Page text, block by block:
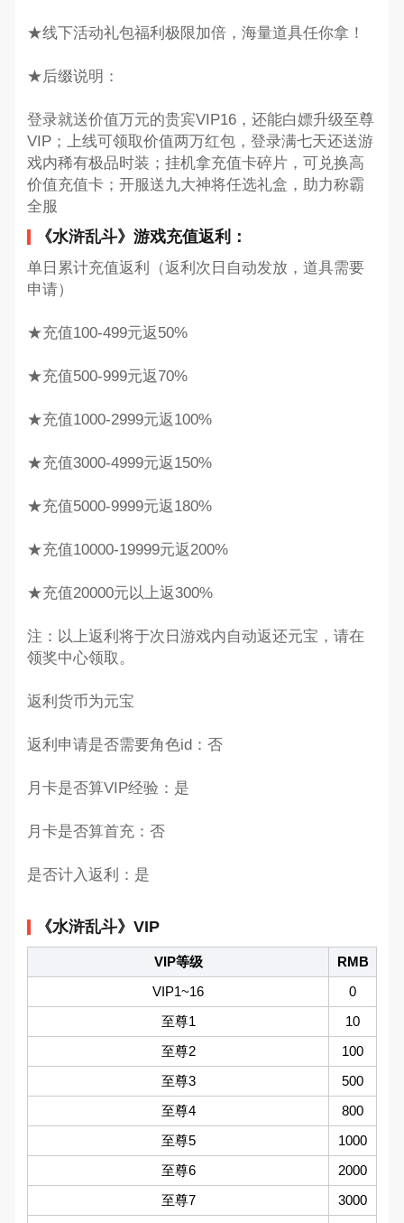
★线下活动礼包福利极限加倍，海量道具任你拿！
★后缀说明：
登录就送价值万元的贵宾VIP16，还能白嫖升级至尊
VIP；上线可领取价值两万红包，登录满七天还送游
戏内稀有极品时装；挂机拿充值卡碎片，可兑换高
价值充值卡；开服送九大神将任选礼盒，助力称霸
全服
《水浒乱斗》游戏充值返利：
单日累计充值返利（返利次日自动发放，道具需要
申请）
★充值100-499元返50%
★充值500-999元返70%
★充值1000-2999元返100%
★充值3000-4999元返150%
★充值5000-9999元返180%
★充值10000-19999元返200%
★充值20000元以上返300%
注：以上返利将于次日游戏内自动返还元宝，请在
领奖中心领取。
返利货币为元宝
返利申请是否需要角色id：否
月卡是否算VIP经验：是
月卡是否算首充：否
是否计入返利：是
《水浒乱斗》VIP
VIP等级
RMB
VIP1~16
0
至尊1
10
至尊2
100
至尊3
500
至尊4
800
至尊5
1000
至尊6
2000
至尊7
3000